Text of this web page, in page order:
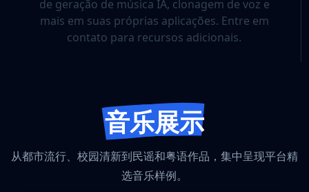
de geração de música IA, clonagem de voz e
mais em suas próprias aplicações. Entre em
contato para recursos adicionais.
音乐展示
从都市流行、校园清新到民谣和粤语作品，集中呈现平台精
选音乐样例。